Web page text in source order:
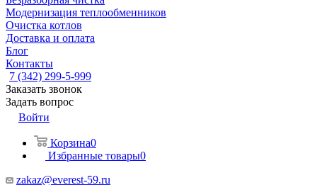
Модернизация теплообменников
Очистка котлов
Доставка и оплата
Блог
Контакты
7 (342) 299-5-999
Заказать звонок
Задать вопрос
Войти
Корзина0
Избранные товары0
zakaz@everest-59.ru